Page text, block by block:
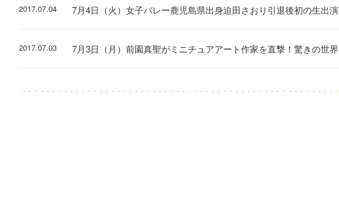
2017.07.04 7月4日（火）女子バレー鹿児島県出身迫田さおり引退後初の生出演
2017.07.03 7月3日（月）前園真聖がミニチュアアート作家を直撃！驚きの世界